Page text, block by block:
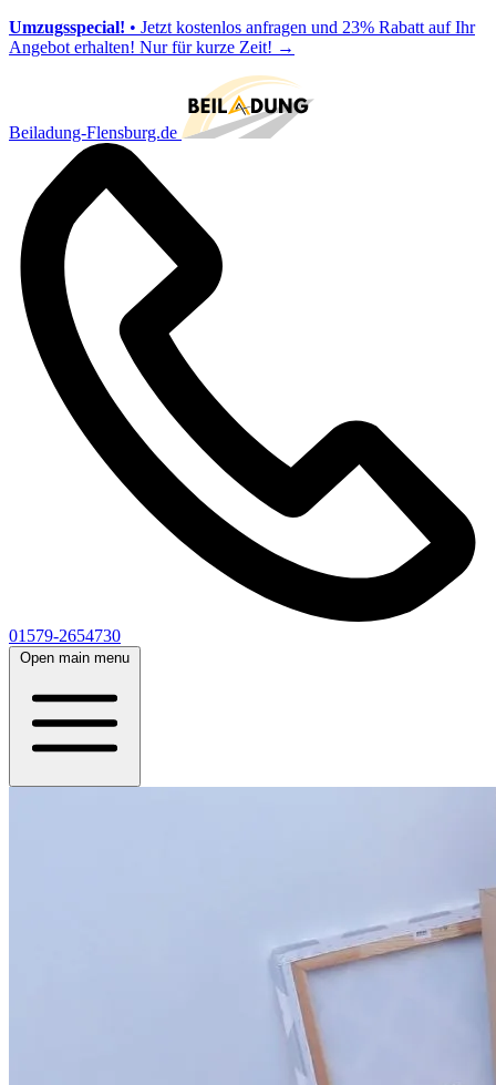
Umzugsspecial! • Jetzt kostenlos anfragen und 23% Rabatt auf Ihr
Angebot erhalten! Nur für kurze Zeit! →
Beiladung-Flensburg.de
01579-2654730
Open main menu